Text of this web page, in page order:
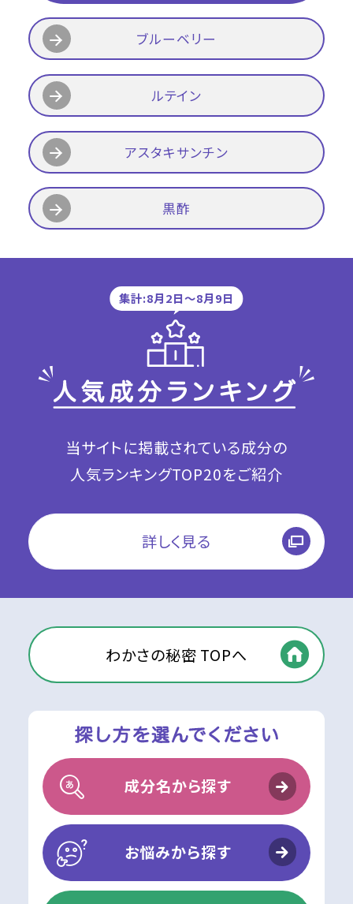
ブルーベリー
ルテイン
アスタキサンチン
黒酢
集計:8月2日〜8月9日
当サイトに掲載されている成分の
人気ランキングTOP20をご紹介
詳しく見る
わかさの秘密 TOPへ
成分名から探す
お悩みから探す